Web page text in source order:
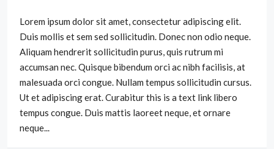
Lorem ipsum dolor sit amet, consectetur adipiscing elit.
Duis mollis et sem sed sollicitudin. Donec non odio neque.
Aliquam hendrerit sollicitudin purus, quis rutrum mi
accumsan nec. Quisque bibendum orci ac nibh facilisis, at
malesuada orci congue. Nullam tempus sollicitudin cursus.
Ut et adipiscing erat. Curabitur this is a text link libero
tempus congue. Duis mattis laoreet neque, et ornare
neque...